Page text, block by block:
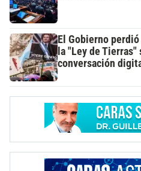
El Gobierno
la "Ley de
conversación